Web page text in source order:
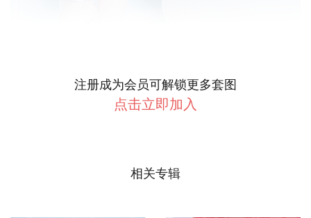
注册成为会员可解锁更多套图
点击立即加入
相关专辑